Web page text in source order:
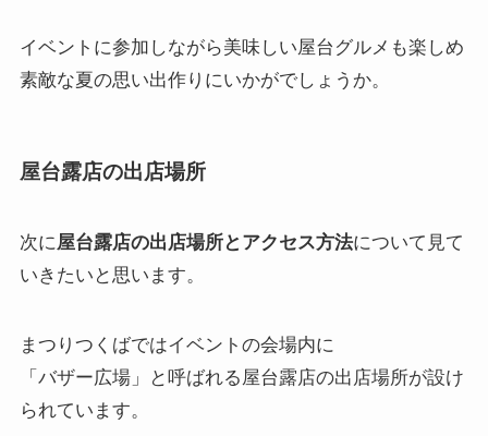
イベントに参加しながら美味しい屋台グルメも楽しめ
素敵な夏の思い出作りにいかがでしょうか。
屋台露店の出店場所
次に屋台露店の出店場所とアクセス方法について見て
いきたいと思います。
まつりつくばではイベントの会場内に
「バザー広場」と呼ばれる屋台露店の出店場所が設け
られています。